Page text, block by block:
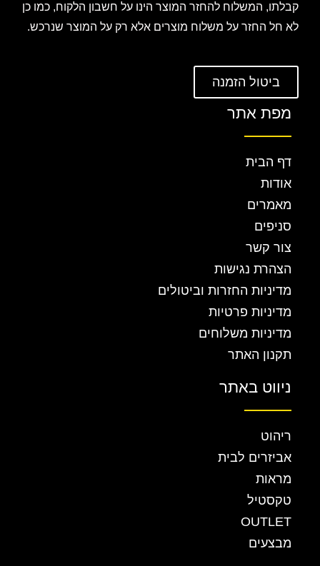
קבלתו, המשלוח להחזר המוצר הינו על חשבון הלקוח, כמו כן
לא חל החזר על משלוח מוצרים אלא רק על המוצר שנרכש.
ביטול הזמנה
מפת אתר
דף הבית
אודות
מאמרים
סניפים
צור קשר
הצהרת נגישות
מדיניות החזרות וביטולים
מדיניות פרטיות
מדיניות משלוחים
תקנון האתר
ניווט באתר
ריהוט
אביזרים לבית
מראות
טקסטיל
OUTLET
מבצעים